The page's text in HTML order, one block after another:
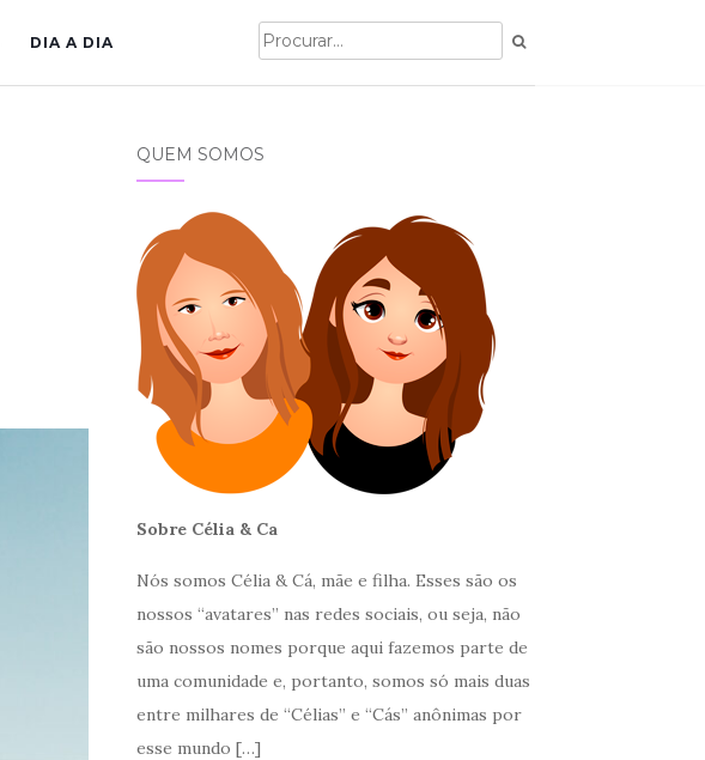
DIA A DIA
QUEM SOMOS
Sobre Célia & Ca
Nós somos Célia & Cá, mãe e filha. Esses são os
nossos “avatares” nas redes sociais, ou seja, não
são nossos nomes porque aqui fazemos parte de
uma comunidade e, portanto, somos só mais duas
entre milhares de “Célias” e “Cás” anônimas por
esse mundo […]